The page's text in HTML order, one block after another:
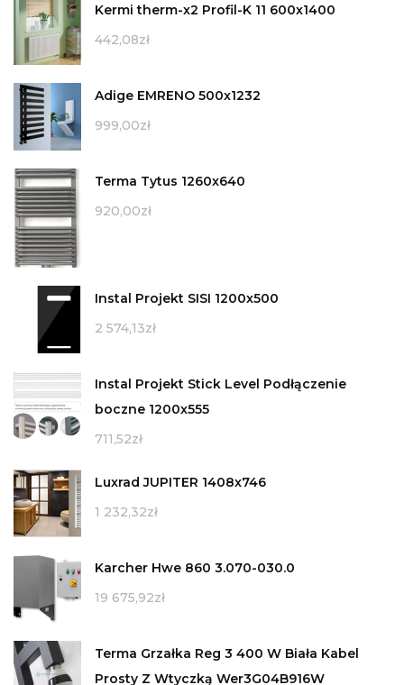
Kermi therm-x2 Profil-K 11 600x1400
442,08zł
Adige EMRENO 500x1232
999,00zł
Terma Tytus 1260x640
920,00zł
Instal Projekt SISI 1200x500
2 574,13zł
Instal Projekt Stick Level Podłączenie
boczne 1200x555
711,52zł
Luxrad JUPITER 1408x746
1 232,32zł
Karcher Hwe 860 3.070-030.0
19 675,92zł
Terma Grzałka Reg 3 400 W Biała Kabel
Prosty Z Wtyczką Wer3G04B916W